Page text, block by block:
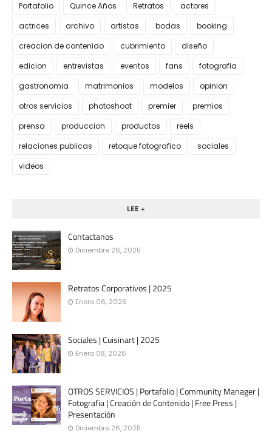
Portafolio Quince Años Retratos
actores
actrices
archivo artistas bodas
booking
creacion de contenido
cubrimiento
diseño
edicion
entrevistas eventos fans
fotografia
gastronomia
matrimonios modelos
opinion
otros servicios
photoshoot premier
premios
prensa
produccion productos
reels
relaciones publicas
retoque fotografico
sociales
videos
LEE +
Contactanos
Diciembre 26, 2025
Retratos Corporativos | 2025
Enero 06, 2026
Sociales | Cuisinart | 2025
Enero 08, 2026
OTROS SERVICIOS | Portafolio | Community Manager |
Fotografia | Creación de Contenido | Free Press |
Presentación
Diciembre 26, 2025